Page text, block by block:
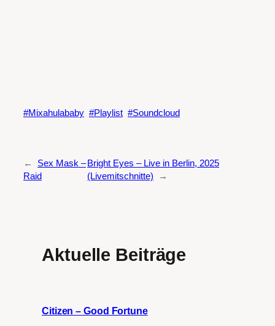
Mixahulababy Playlist Soundcloud
←
Sex Mask –
Raid
Bright Eyes – Live in Berlin, 2025
(Livemitschnitte)
→
Aktuelle Beiträge
Citizen – Good Fortune